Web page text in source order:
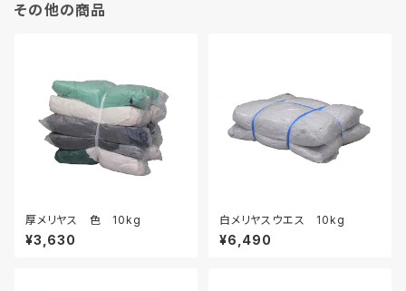
その他の商品
厚メリヤス 色 10kg
¥3,630
白メリヤスウエス 10kg
¥6,490